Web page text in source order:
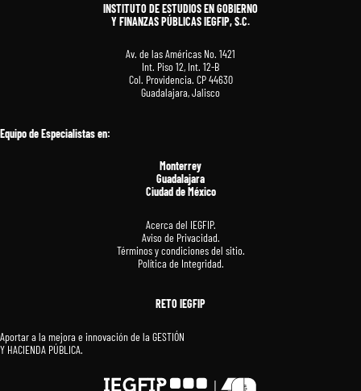
INSTITUTO DE ESTUDIOS EN GOBIERNO
Y FINANZAS PÚBLICAS IEGFIP, S.C.
Av. de las Américas No. 1421
Int. Piso 12, Int. 12-B
Col. Providencia. CP 44630
Guadalajara, Jalisco
Equipo de Especialistas en:
Monterrey
Guadalajara
Ciudad de México
Acerca del IEGFIP.
Aviso de Privacidad.
Términos y condiciones del sitio.
Política de Integridad.
RETO IEGFIP
Aportar a la mejora e innovación de la GESTIÓN
Y HACIENDA PÚBLICA.